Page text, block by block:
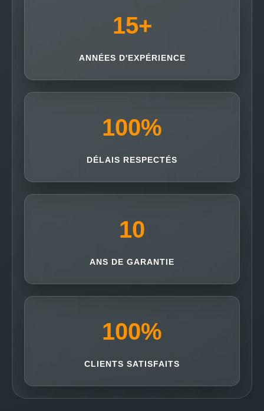
15+
ANNÉES D'EXPÉRIENCE
100%
DÉLAIS RESPECTÉS
10
ANS DE GARANTIE
100%
CLIENTS SATISFAITS